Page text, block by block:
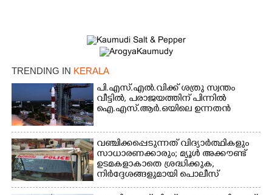
TRENDING IN KERALA
പി.എസ്.എൽ.വിക്ക് ശത്രു സ്വന്തം
വീട്ടിൽ,​ പരാജയത്തിന് പിന്നിൽ
ഐ.എസ്.ആർ.ഒയിലെ ഉന്നതൻ
വഞ്ചിക്കപ്പെടുന്നത് വിദ്യാർത്ഥികളും
സാധാരണക്കാരും; മ്യൂൾ അക്കൗണ്ട്
ഉടമകളാകാതെ ശ്രദ്ധിക്കുക,
നിർദ്ദേശങ്ങളുമായി പൊലീസ്
×
Share this link
Copy Link